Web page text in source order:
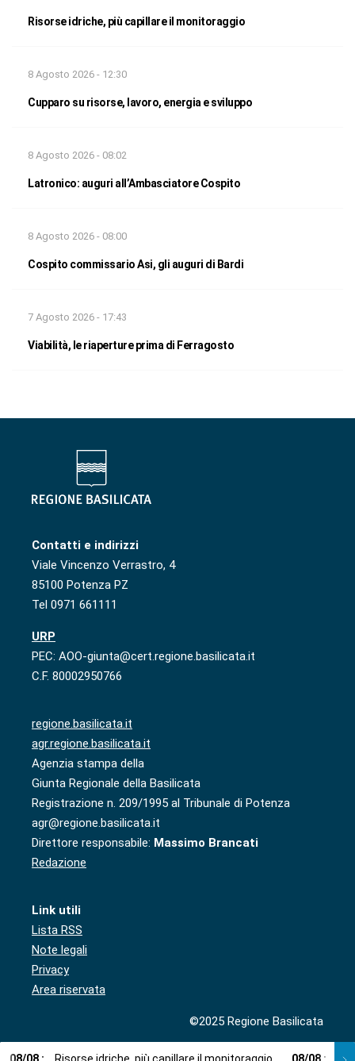
Risorse idriche, più capillare il monitoraggio
8 Agosto 2026 - 12:30
Cupparo su risorse, lavoro, energia e sviluppo
8 Agosto 2026 - 08:02
Latronico: auguri all’Ambasciatore Cospito
8 Agosto 2026 - 08:00
Cospito commissario Asi, gli auguri di Bardi
7 Agosto 2026 - 17:43
Viabilità, le riaperture prima di Ferragosto
Contatti e indirizzi
Viale Vincenzo Verrastro, 4
85100 Potenza PZ
Tel 0971 661111
URP
PEC: AOO-giunta@cert.regione.basilicata.it
C.F. 80002950766
regione.basilicata.it
agr.regione.basilicata.it
Agenzia stampa della
Giunta Regionale della Basilicata
Registrazione n. 209/1995 al Tribunale di Potenza
agr@regione.basilicata.it
Direttore responsabile: Massimo Brancati
Redazione
Link utili
Lista RSS
Note legali
Privacy
Area riservata
©2025 Regione Basilicata